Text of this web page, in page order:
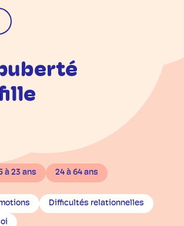
à 23 ans 24 à 64 ans
Difficultés relationnelles